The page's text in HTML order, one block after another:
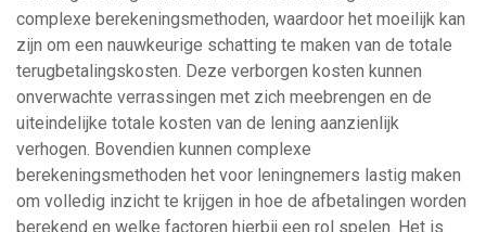
complexe berekeningsmethoden, waardoor het moeilijk kan
zijn om een nauwkeurige schatting te maken van de totale
terugbetalingskosten. Deze verborgen kosten kunnen
onverwachte verrassingen met zich meebrengen en de
uiteindelijke totale kosten van de lening aanzienlijk
verhogen. Bovendien kunnen complexe
berekeningsmethoden het voor leningnemers lastig maken
om volledig inzicht te krijgen in hoe de afbetalingen worden
berekend en welke factoren hierbij een rol spelen. Het is